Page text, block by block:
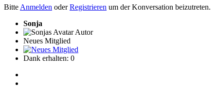
Bitte Anmelden oderRegistrieren um der Konversation beizutreten.
Sonja
Autor
Neues Mitglied
Dank erhalten: 0